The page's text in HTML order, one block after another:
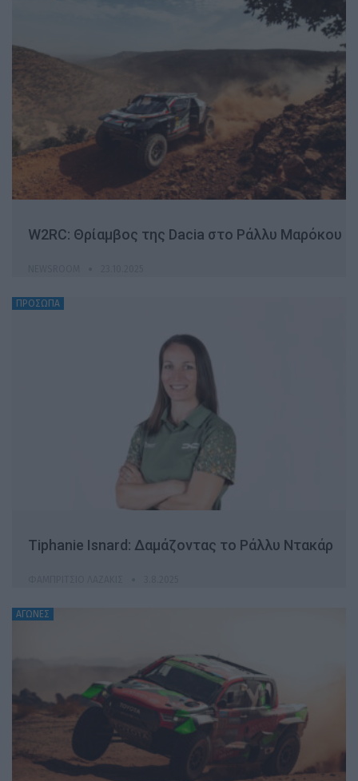
W2RC: Θρίαμβος της Dacia στο Ράλλυ Μαρόκου
ΠΡΟΣΩΠΑ
Tiphanie Isnard: Δαμάζοντας το Ράλλυ Ντακάρ
ΑΓΩΝΕΣ